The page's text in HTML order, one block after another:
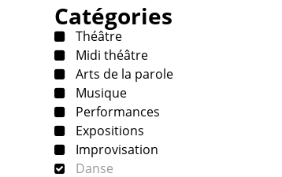
Catégories
Théâtre
Midi théâtre
Arts de la parole
Musique
Performances
Expositions
Improvisation
Danse